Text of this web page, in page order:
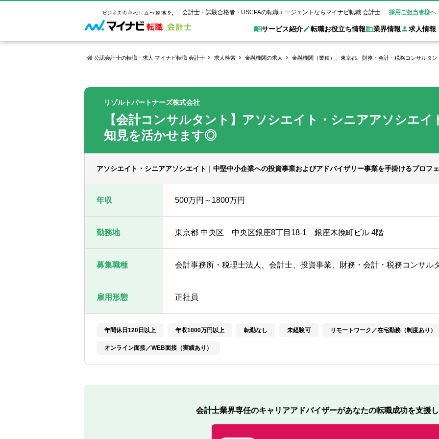
会計士・試験合格者・USCPAの転職エージェントならマイナビ転職 会計士 採用ご担当者様へ
サービス紹介
サービス紹介
ご利用ガイド
よくあるご質問
ご利用の流れ
キャリアアドバイザーのご紹介
非公
転職お役立ち情報
転職お役立ち情報
年齢別転職ポイント
はじめての転職の方へ
2回目以降の転職の方へ
USCPAの転職
転職活動お役
会計士・試験合
業界情報
業界情報
受験資格・申し込み手順
試験科目一覧
試験合格後の流れ
会計士が活躍できる転職先
求人情報
求人情報
公認会計士
公認会計士試験合格
USCPA（米国公認会計士）
ム
公認会計士の転職・求人 マイナビ転職 会計士 求人検索 金融機関の求人 金融機関（業種）、東京都、財務・会計・税務コンサルタ
リゾルトパートナーズ株式会社
【会計コンサルタント】アソシエイト・シニアアソシエ
知見を活かせます◎
アソシエイト・シニアアソシエイト｜中堅中小企業への投資事業およびアドバイザリー事業を手掛けるプロフ
年収 500万円～1800万円
勤務地 東京都 中央区 中央区銀座8丁目18-1 銀座木挽町ビル 4階
募集職種 会計事務所・税理士法人、会計士、投資事業、財務・会計・税務コンサル
雇用形態 正社員
年間休日120日以上 年収1000万円以上 転勤なし 未経験可 リモートワーク／在宅勤務（制度あり）
オンライン面接／WEB面接（実績あり）
会計士業界専任のキャリアアドバイザーがあなたの転職成功を支援し